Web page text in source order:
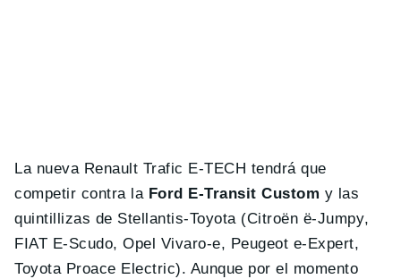
La nueva Renault Trafic E-TECH tendrá que
competir contra la Ford E-Transit Custom y las
quintillizas de Stellantis-Toyota (Citroën ë-Jumpy,
FIAT E-Scudo, Opel Vivaro-e, Peugeot e-Expert,
Toyota Proace Electric). Aunque por el momento